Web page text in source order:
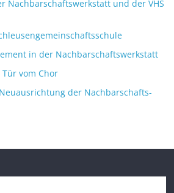
Nachbarschaftswerkstatt und der VHS
in der Nachbarschaftswerkstatt
vom Chor
der Nachbarschafts-